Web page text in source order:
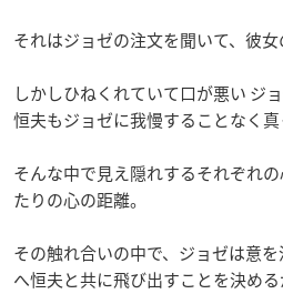
それはジョゼの注文を聞いて、彼女
しかしひねくれていて口が悪い ジ
恒夫もジョゼに我慢することなく真
そんな中で見え隠れするそれぞれ
たりの心の距離。
その触れ合いの中で、ジョゼは意
へ恒夫と共に飛び出すことを決め